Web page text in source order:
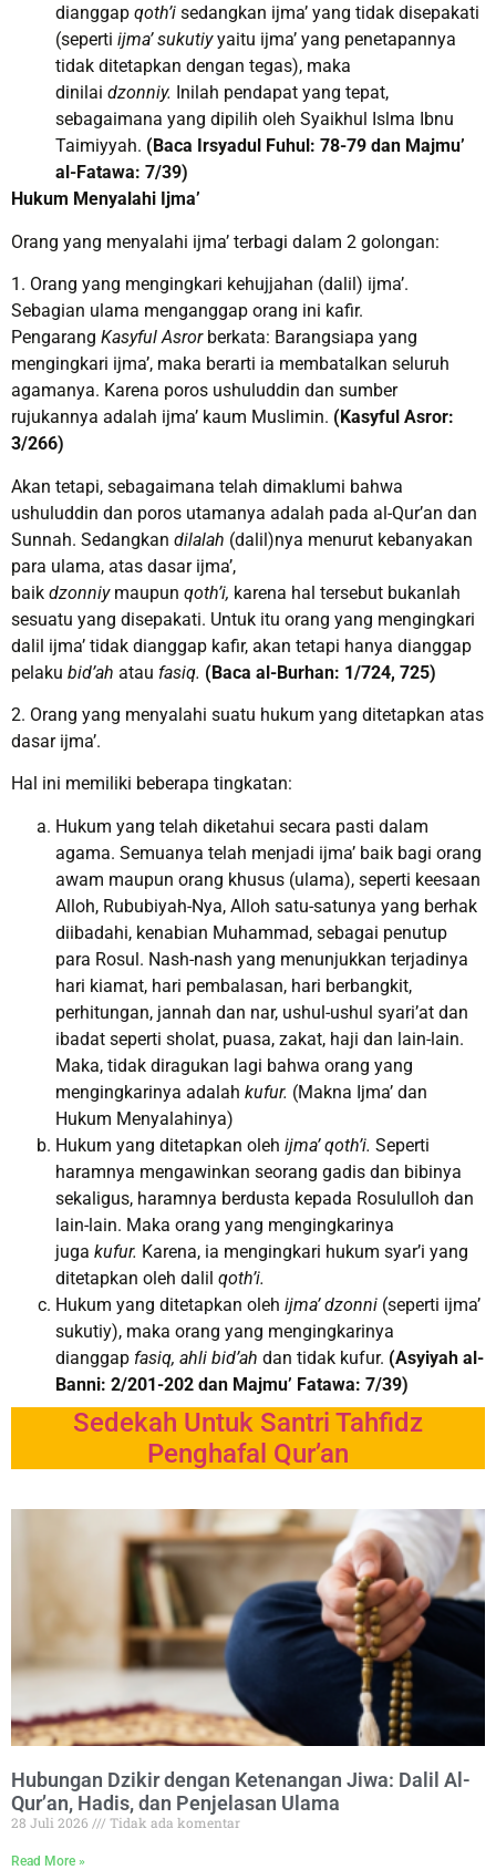
dianggap qoth’i sedangkan ijma’ yang tidak disepakati
(seperti ijma’ sukutiyyaitu ijma’ yang penetapannya
tidak ditetapkan dengan tegas), maka
dinilai dzonniy. Inilah pendapat yang tepat,
sebagaimana yang dipilih oleh Syaikhul Islma Ibnu
Taimiyyah. (Baca Irsyadul Fuhul: 78-79 dan Majmu’
al-Fatawa: 7/39)
Hukum Menyalahi Ijma’
Orang yang menyalahi ijma’ terbagi dalam 2 golongan:
1. Orang yang mengingkari kehujjahan (dalil) ijma’.
Sebagian ulama menganggap orang ini kafir.
Pengarang Kasyful Asrorberkata: Barangsiapa yang
mengingkari ijma’, maka berarti ia membatalkan seluruh
agamanya. Karena poros ushuluddin dan sumber
rujukannya adalah ijma’ kaum Muslimin. (Kasyful Asror:
3/266)
Akan tetapi, sebagaimana telah dimaklumi bahwa
ushuluddin dan poros utamanya adalah pada al-Qur’an dan
Sunnah. Sedangkan dilalah (dalil)nya menurut kebanyakan
para ulama, atas dasar ijma’,
baik dzonniy maupun qoth’i, karena hal tersebut bukanlah
sesuatu yang disepakati. Untuk itu orang yang mengingkari
dalil ijma’ tidak dianggap kafir, akan tetapi hanya dianggap
pelaku bid’ah atau fasiq. (Baca al-Burhan: 1/724, 725)
2. Orang yang menyalahi suatu hukum yang ditetapkan atas
dasar ijma’.
Hal ini memiliki beberapa tingkatan:
Hukum yang telah diketahui secara pasti dalam
agama. Semuanya telah menjadi ijma’ baik bagi orang
awam maupun orang khusus (ulama), seperti keesaan
Alloh, Rububiyah-Nya, Alloh satu-satunya yang berhak
diibadahi, kenabian Muhammad, sebagai penutup
para Rosul. Nash-nash yang menunjukkan terjadinya
hari kiamat, hari pembalasan, hari berbangkit,
perhitungan, jannah dan nar, ushul-ushul syari’at dan
ibadat seperti sholat, puasa, zakat, haji dan lain-lain.
Maka, tidak diragukan lagi bahwa orang yang
mengingkarinya adalah kufur. (Makna Ijma’ dan
Hukum Menyalahinya)
Hukum yang ditetapkan oleh ijma’ qoth’i. Seperti
haramnya mengawinkan seorang gadis dan bibinya
sekaligus, haramnya berdusta kepada Rosululloh dan
lain-lain. Maka orang yang mengingkarinya
juga kufur. Karena, ia mengingkari hukum syar’i yang
ditetapkan oleh dalil qoth’i.
Hukum yang ditetapkan oleh ijma’ dzonni (seperti ijma’
sukutiy), maka orang yang mengingkarinya
dianggap fasiq, ahli bid’ah dan tidak kufur. (Asyiyah al-
Banni: 2/201-202 dan Majmu’ Fatawa: 7/39)
Sedekah Untuk Santri Tahfidz
Penghafal Qur’an
Hubungan Dzikir dengan Ketenangan Jiwa: Dalil Al-
Qur’an, Hadis, dan Penjelasan Ulama
28 Juli 2026 Tidak ada komentar
Read More »